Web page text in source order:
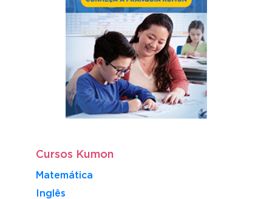
Cursos Kumon
Matemática
Inglês